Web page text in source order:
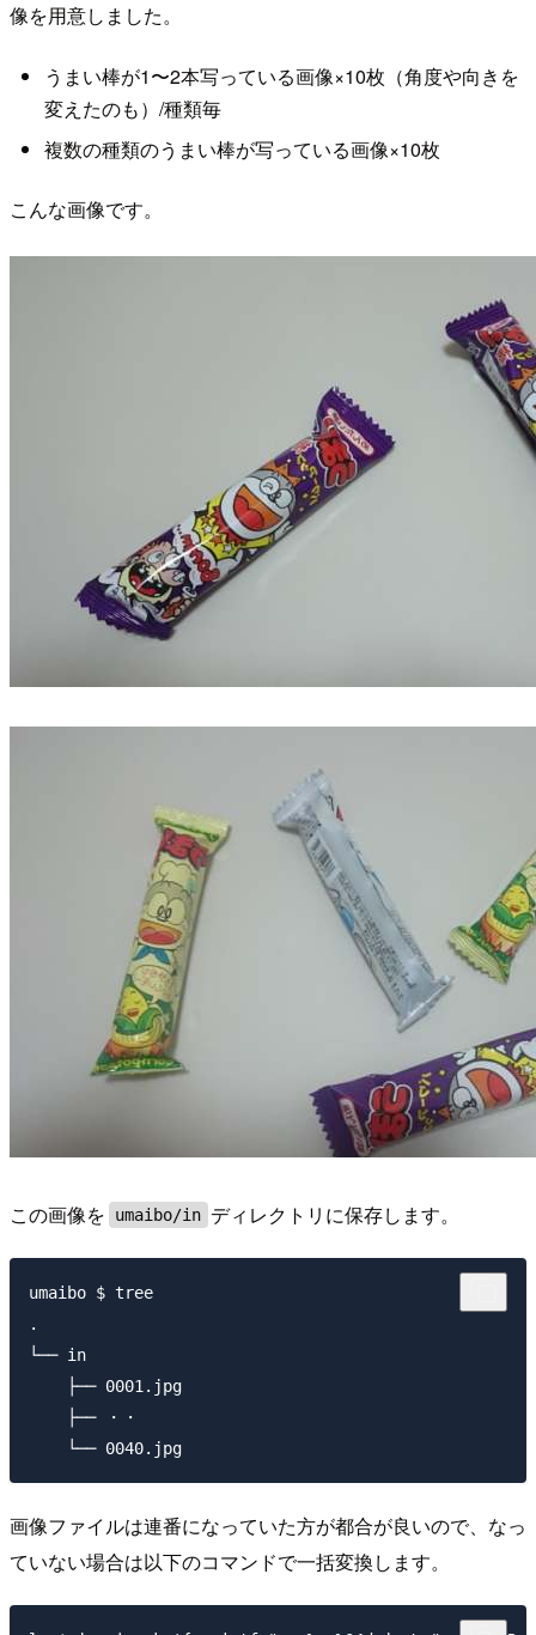
像を用意しました。
うまい棒が1〜2本写っている画像×10枚（角度や向きを
変えたのも）/種類毎
複数の種類のうまい棒が写っている画像×10枚
こんな画像です。
この画像を umaibo/in ディレクトリに保存します。
umaibo $ tree
.
└── in
    ├── 0001.jpg
    ├── ・・
画像ファイルは連番になっていた方が都合が良いので、なっ
ていない場合は以下のコマンドで一括変換します。